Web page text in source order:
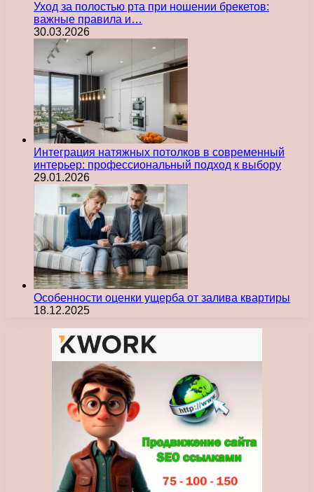
Уход за полостью рта при ношении брекетов:
важные правила и…
30.03.2026
Интеграция натяжных потолков в современный
интерьер: профессиональный подход к выбору
29.01.2026
Особенности оценки ущерба от залива квартиры
18.12.2025